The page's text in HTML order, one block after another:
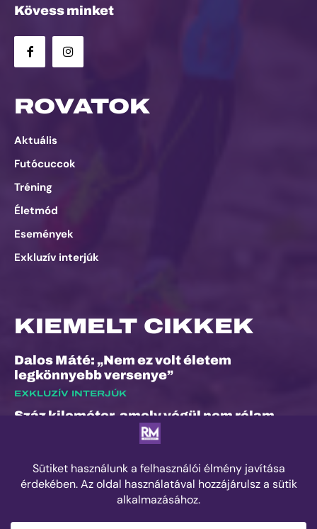
Kövess minket
ROVATOK
Aktuális
Futócuccok
Tréning
Életmód
Események
Exkluzív interjúk
KIEMELT CIKKEK
Dalos Máté: „Nem ez volt életem
legkönnyebb versenye”
EXKLUZÍV INTERJÚK
Száz kilométer, amely végül nem rólam
Kilian Jornet hiánya sem törheti meg a
Sierre-Zinal varázsát, izgalmas verseny
jöhet a négyezres csúcsok között
ESEMÉNYEK